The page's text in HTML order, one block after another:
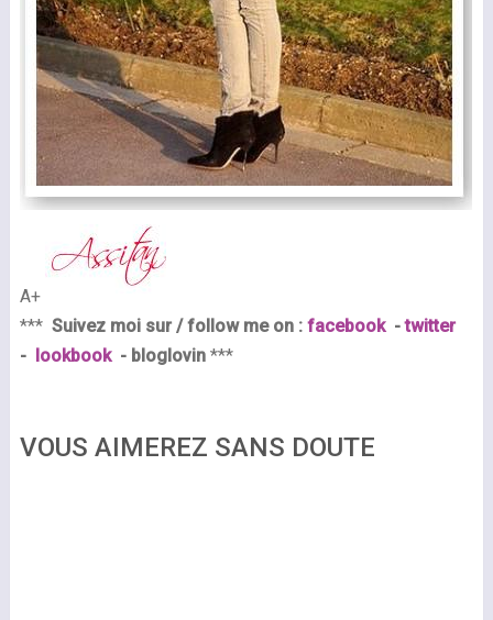
A+
*** Suivez moi sur / follow me on : facebook -twitter
- lookbook - bloglovin***
VOUS AIMEREZ SANS DOUTE